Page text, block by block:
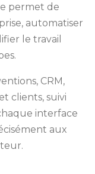
permet de
automatiser
le travail
CRM,
clients, suivi
interface
aux